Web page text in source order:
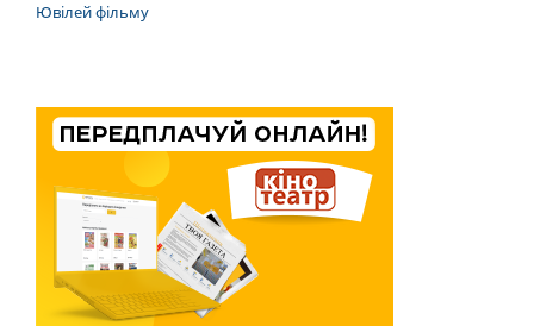
Ювілей фільму